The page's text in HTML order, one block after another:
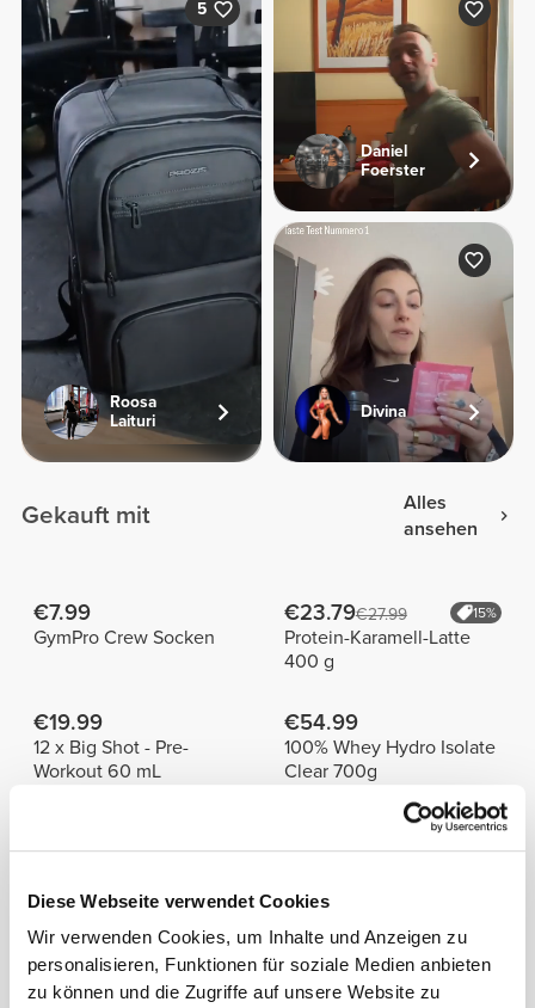
Diese Webseite verwendet Cookies
Wir verwenden Cookies, um Inhalte und Anzeigen zu
personalisieren, Funktionen für soziale Medien anbieten
zu können und die Zugriffe auf unsere Website zu
5
Roosa
Laituri
Daniel
Foerster
Divina
Gekauft mit
Alles
ansehen
€7.99
GymPro Crew Socken
€23.79€27.99 15%
Protein-Karamell-Latte
400 g
€19.99
12 x Big Shot - Pre-
Workout 60 mL
€54.99
100% Whey Hydro Isolate
Clear 700g
Alles
ansehen
€10.99
X Shaker
€9.99
Fusion Shaker Bottle